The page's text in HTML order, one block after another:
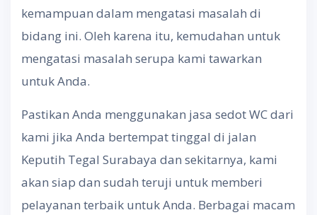
kemampuan dalam mengatasi masalah di
bidang ini. Oleh karena itu, kemudahan untuk
mengatasi masalah serupa kami tawarkan
untuk Anda.
Pastikan Anda menggunakan jasa sedot WC dari
kami jika Anda bertempat tinggal di jalan
Keputih Tegal Surabaya dan sekitarnya, kami
akan siap dan sudah teruji untuk memberi
pelayanan terbaik untuk Anda. Berbagai macam